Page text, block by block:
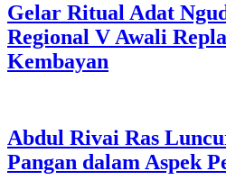
Gelar Ritual Adat
Regional V Awali
Kembayan
Abdul Rivai Ras
Pangan dalam Aspek